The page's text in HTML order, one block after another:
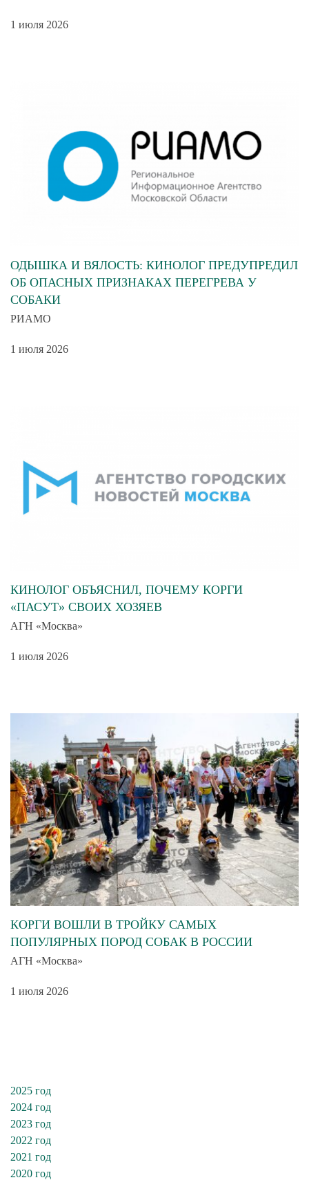
1 июля 2026
ОДЫШКА И ВЯЛОСТЬ: КИНОЛОГ ПРЕДУПРЕДИЛ
ОБ ОПАСНЫХ ПРИЗНАКАХ ПЕРЕГРЕВА У
СОБАКИ
РИАМО
1 июля 2026
КИНОЛОГ ОБЪЯСНИЛ, ПОЧЕМУ КОРГИ
«ПАСУТ» СВОИХ ХОЗЯЕВ
АГН «Москва»
1 июля 2026
КОРГИ ВОШЛИ В ТРОЙКУ САМЫХ
ПОПУЛЯРНЫХ ПОРОД СОБАК В РОССИИ
АГН «Москва»
1 июля 2026
2025 год
2024 год
2023 год
2022 год
2021 год
2020 год